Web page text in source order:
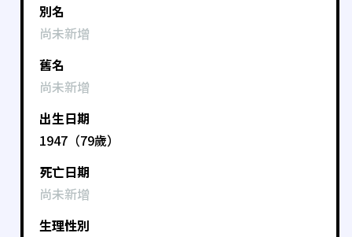
別名
尚未新增
舊名
尚未新增
出生日期
1947（79歲）
死亡日期
尚未新增
生理性別